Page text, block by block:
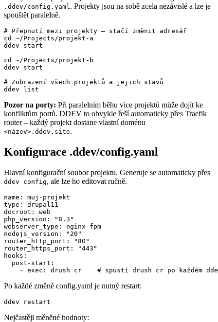
.ddev/config.yaml . Projekty jsou na sobě zcela nezávislé a lze je
spouštět paralelně.
# Přepnutí mezi projekty – stačí změnit adresář
cd ~/Projects/projekt-a
ddev start
cd ~/Projects/projekt-b
ddev start
# Zobrazení všech projektů a jejich stavů
ddev list
Pozor na porty: Při paralelním běhu více projektů může dojít ke
konfliktům portů. DDEV to obvykle řeší automaticky přes Traefik
router – každý projekt dostane vlastní doménu
<název>.ddev.site.
Konfigurace .ddev/config.yaml
Hlavní konfigurační soubor projektu. Generuje se automaticky přes
ddev config, ale lze ho editovat ručně.
name: muj-projekt
type: drupal11
docroot: web
php_version: "8.3"
webserver_type: nginx-fpm
nodejs_version: "20"
router_http_port: "80"
router_https_port: "443"
hooks:
  post-start:
- exec: drush cr    # spustí drush cr po každém
Po každé změně config.yaml je nutný restart:
ddev restart
Nejčastěji měněné hodnoty: